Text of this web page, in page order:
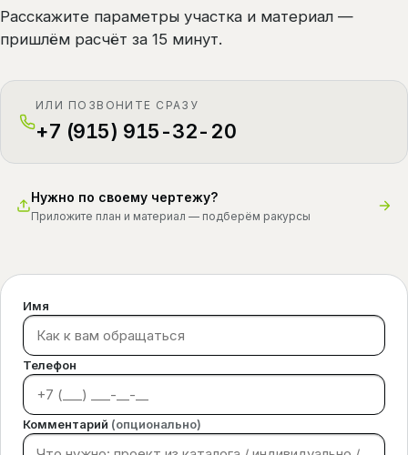
Расскажите параметры участка и материал —
пришлём расчёт за 15 минут.
ИЛИ ПОЗВОНИТЕ СРАЗУ
+7 (915) 915-32-20
Нужно по своему чертежу?
Приложите план и материал — подберём ракурсы
Имя
Телефон
Комментарий (опционально)